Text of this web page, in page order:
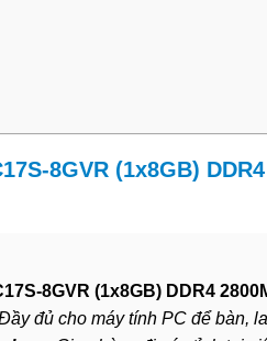
8GVR (1x8GB)
8GVR (1x8GB) DDR4
đủ cho máy tính PC để bàn,